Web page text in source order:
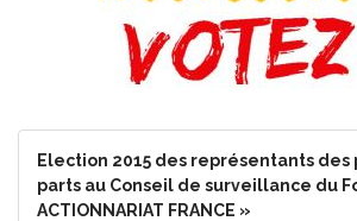
Election 2015 des représentants des
parts au Conseil de surveillance du
ACTIONNARIAT FRANCE »